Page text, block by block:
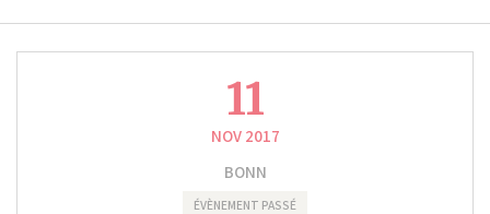
11
NOV 2017
BONN
ÉVÈNEMENT PASSÉ